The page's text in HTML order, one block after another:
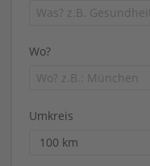
Wo?
Umkreis